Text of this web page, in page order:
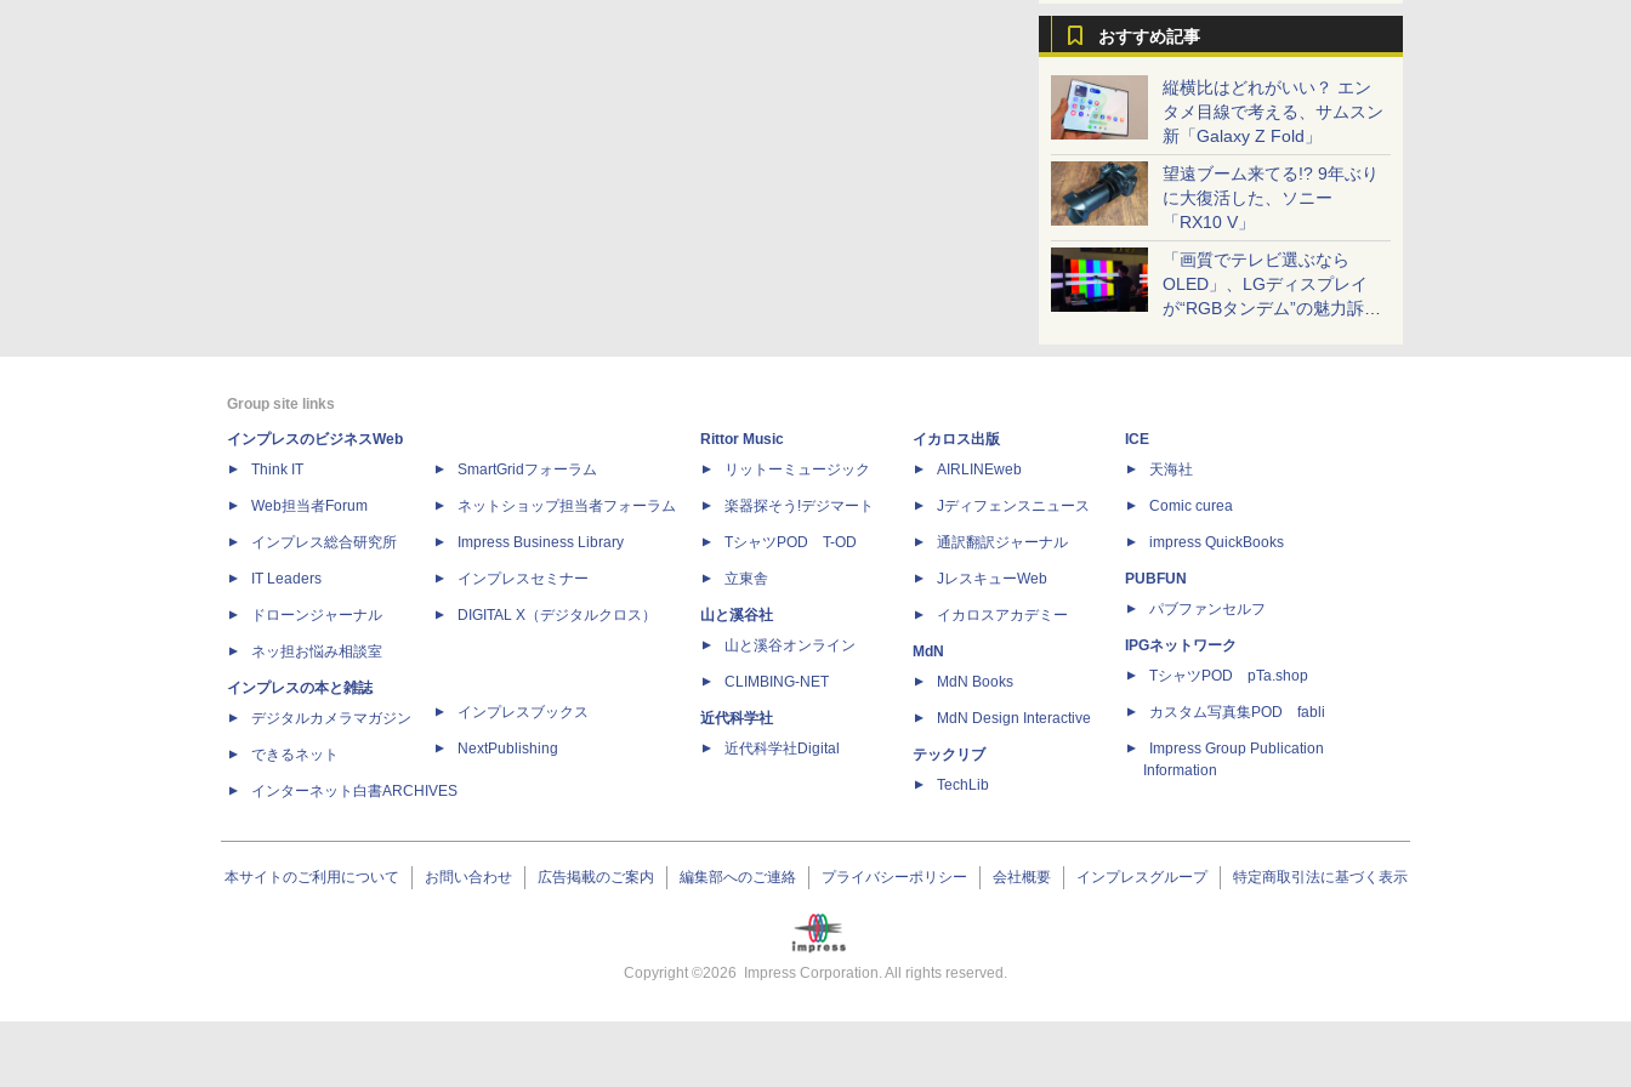
おすすめ記事
縦横比はどれがいい？ エン
タメ目線で考える、サムスン
新「Galaxy Z Fold」
望遠ブーム来てる!? 9年ぶり
に大復活した、ソニー
「RX10 V」
「画質でテレビ選ぶなら
OLED」、LGディスプレイ
が“RGBタンデム”の魅力訴
Group site links
インプレスのビジネスWeb
Think IT
Web担当者Forum
インプレス総合研究所
IT Leaders
ドローンジャーナル
ネッ担お悩み相談室
インプレスの本と雑誌
デジタルカメラマガジン
できるネット
インターネット白書ARCHIVES
SmartGridフォーラム
ネットショップ担当者フォーラム
Impress Business Library
インプレスセミナー
DIGITAL X（デジタルクロス）
インプレスブックス
NextPublishing
Rittor Music
リットーミュージック
楽器探そう!デジマート
TシャツPOD T-OD
立東舎
山と溪谷社
山と溪谷オンライン
CLIMBING-NET
近代科学社
近代科学社Digital
イカロス出版
AIRLINEweb
Jディフェンスニュース
通訳翻訳ジャーナル
JレスキューWeb
イカロスアカデミー
MdN
MdN Books
MdN Design Interactive
テックリブ
TechLib
ICE
天海社
Comic curea
impress QuickBooks
PUBFUN
パブファンセルフ
IPGネットワーク
TシャツPOD pTa.shop
カスタム写真集POD fabli
Impress Group Publication
Information
本サイトのご利用について お問い合わせ 広告掲載のご案内 編集部へのご連絡 プライバシーポリシー 会社概要 インプレスグループ 特定商取引法に基づく表示
Copyright ©2026 Impress Corporation. All rights reserved.